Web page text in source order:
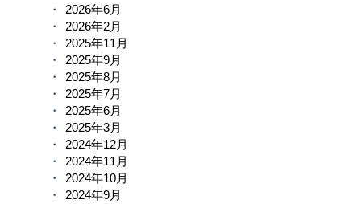
2026年6月
2026年2月
2025年11月
2025年9月
2025年8月
2025年7月
2025年6月
2025年3月
2024年12月
2024年11月
2024年10月
2024年9月